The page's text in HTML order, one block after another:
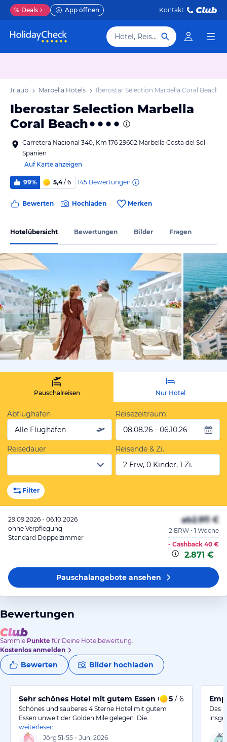
% Deals App öffnen Kontakt
Hotel, Reiseziel
Urlaub Marbella Hotels Iberostar Selection Marbella Coral Beach
Iberostar Selection Marbella
Coral Beach
Carretera Nacional 340, Km 176 29602 Marbella Costa del Sol
Spanien
Auf Karte anzeigen
99% 5,4/ 6 145 Bewertungen
Bewerten Hochladen Merken
Hotelübersicht Bewertungen Bilder Fragen
vom
Pauschalreisen Nur Hotel
Abflughafen
Alle Flughäfen
Reisezeitraum
08.08.26 - 06.10.26
Reisedauer
Reisende & Zi.
2 Erw, 0 Kinder, 1 Zi.
Filter
29.09.2026 - 06.10.2026
ohne Verpflegung
Standard Doppelzimmer
ab2.911 €
2 ERW • 1 Woche
- Cashback 40 €
2.871 €
Pauschalangeboteansehen
Bewertungen
Sammle Punkte für Deine Hotelbewertung.
Kostenlos anmelden
Bewerten Bilder hochladen
Sehr schönes Hotel mit gutem Essen und
5 / 6
Schönes und sauberes 4 Sterne Hotel mit gutem
Essen unweit der Golden Mile gelegen. Die…
weiterlesen
Jörg 51-55 • Juni 2026
Das